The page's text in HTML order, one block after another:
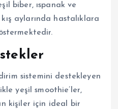
biber, ıspanak ve
aylarında hastalıklara
sistemini destekleyen
yeşil smoothie’ler,
kişiler için ideal bir